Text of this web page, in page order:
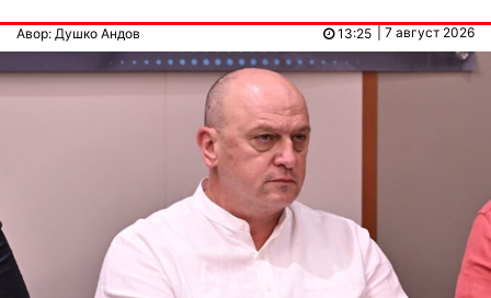
Авор: Душко Андов | 7 август 2026
13:25